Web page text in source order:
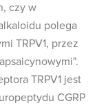
czy w
polega
TRPV1, przez
TRPV1 jest
CGRP